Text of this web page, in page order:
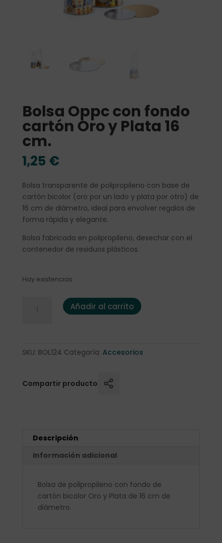
Bolsa Oppc con fondo
cartón Oro y Plata 16
cm.
1,25 €
Bolsa transparente de polipropileno con base de
cartón bicolor (oro por un lado y plata por otro) de
16 cm de diámetro, ideal para envolver regalos de
forma rápida y elegante.
Bolsa fabricada en polipropileno, desechar con el
contenedor de residuos plásticos.
Hay existencias
Bolsa Oppc con fondo cartón Oro y Plata 16 cm. cantidad
Añadir al carrito
SKU: BOL124 Categoría: Accesorios
Compartir producto
Descripción
Información adicional
Bolsa de polipropileno con fondo de
cartón bicolor Oro y Plata de 16 cm de
diámetro.